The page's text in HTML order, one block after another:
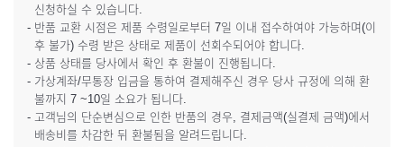
신청하실 수 있습니다.
- 반품 교환 시점은 제품 수령일로부터 7일 이내 접수하여야 가능하며(이
후 불가) 수령 받은 상태로 제품이 선회수되어야 합니다.
- 상품 상태를 당사에서 확인 후 환불이 진행됩니다.
- 가상계좌/무통장 입금을 통하여 결제해주신 경우 당사 규정에 의해 환
불까지 7 ~10일 소요가 됩니다.
- 고객님의 단순변심으로 인한 반품의 경우, 결제금액(실결제 금액)에서
배송비를 차감한 뒤 환불됨을 알려드립니다.